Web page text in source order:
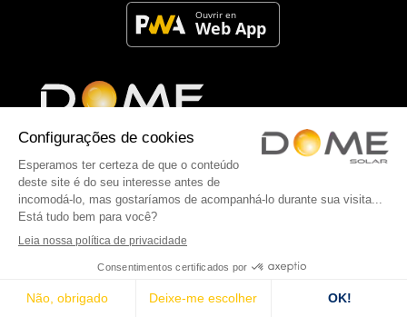
As nossas fixações
Sistemas de fixação para painéis fotovoltaicos em
Gama de telhados inclinados